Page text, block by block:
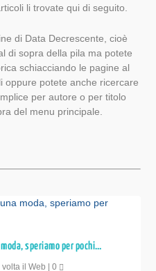
li trovate qui di seguito.
di Data Decrescente, cioè
di sopra della pila ma potete
schiacciando le pagine al
oppure potete anche ricercare
per autore o per titolo
del menu principale.
speriamo per pochi…
il Web |0